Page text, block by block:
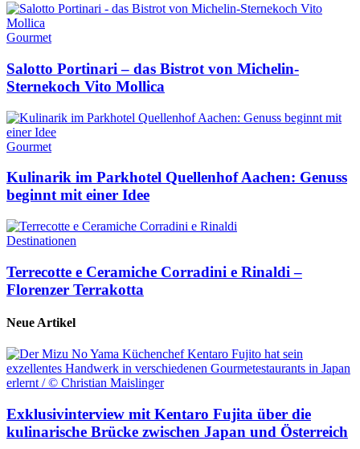
Gourmet
Salotto Portinari – das Bistrot von Michelin-
Sternekoch Vito Mollica
Gourmet
Kulinarik im Parkhotel Quellenhof Aachen: Genuss
beginnt mit einer Idee
Destinationen
Terrecotte e Ceramiche Corradini e Rinaldi –
Florenzer Terrakotta
Neue Artikel
Exklusivinterview mit Kentaro Fujita über die
kulinarische Brücke zwischen Japan und Österreich